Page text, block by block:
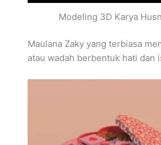
Modeling 3D Karya
Maulana Zaky yang terbiasa
atau wadah berbentuk hati